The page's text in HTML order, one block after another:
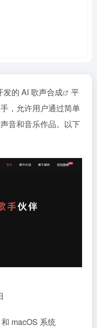
发的 AI 歌声合成
平
，允许用户通过简单
音和音乐作品。以下
macOS 系统